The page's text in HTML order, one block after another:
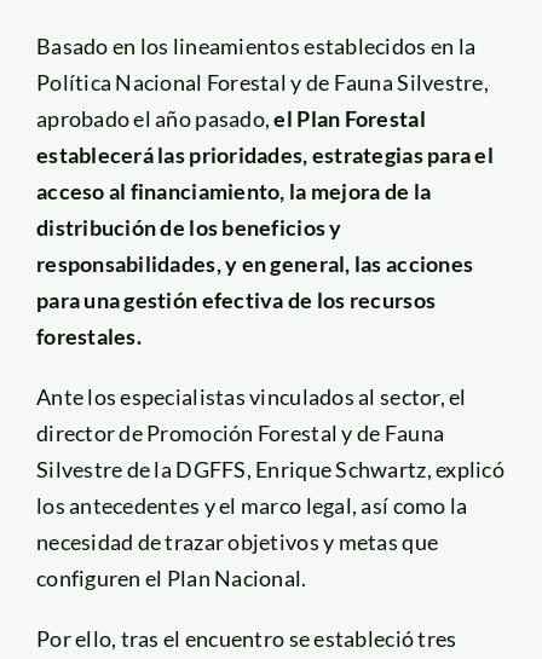
Basado en los lineamientos establecidos en la
Política Nacional Forestal y de Fauna Silvestre,
aprobado el año pasado,el Plan Forestal
establecerá las prioridades, estrategias para el
acceso al financiamiento, la mejora de la
distribución de los beneficios y
responsabilidades, y en general, las acciones
para una gestión efectiva de los recursos
forestales.
Ante los especialistas vinculados al sector, el
director de Promoción Forestal y de Fauna
Silvestre de la DGFFS, Enrique Schwartz, explicó
los antecedentes y el marco legal, así como la
necesidad de trazar objetivos y metas que
configuren el Plan Nacional.
Por ello, tras el encuentro se estableció tres